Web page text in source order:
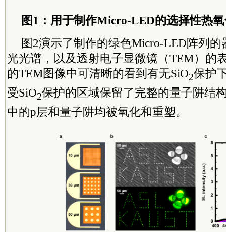
图1：用于制作Micro-LED的选择性热
图2演示了制作的绿色Micro-LED阵列
光光谱，以及透射电子显微镜（TEM）的
的TEM图像中可清晰的看到有无SiO2保护
受SiO2保护的区域保留了完整的量子阱结
中的p层和量子阱均被氧化和重塑。